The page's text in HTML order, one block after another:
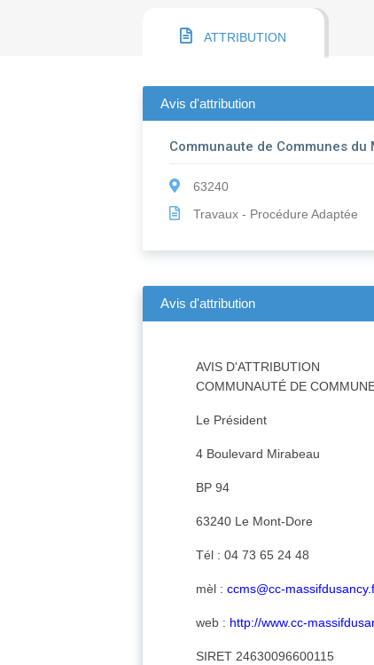
ATTRIBUTION
Avis d'attribution
Communaute de Communes du
63240
Travaux - Procédure Adaptée
Avis d'attribution
AVIS D'ATTRIBUTION
COMMUNAUTÉ DE
Le Président
4 Boulevard Mirabeau
BP 94
63240 Le Mont-Dore
Tél : 04 73 65 24 48
mèl :ccms@cc-
web : http://www.cc-
SIRET 24630096600115